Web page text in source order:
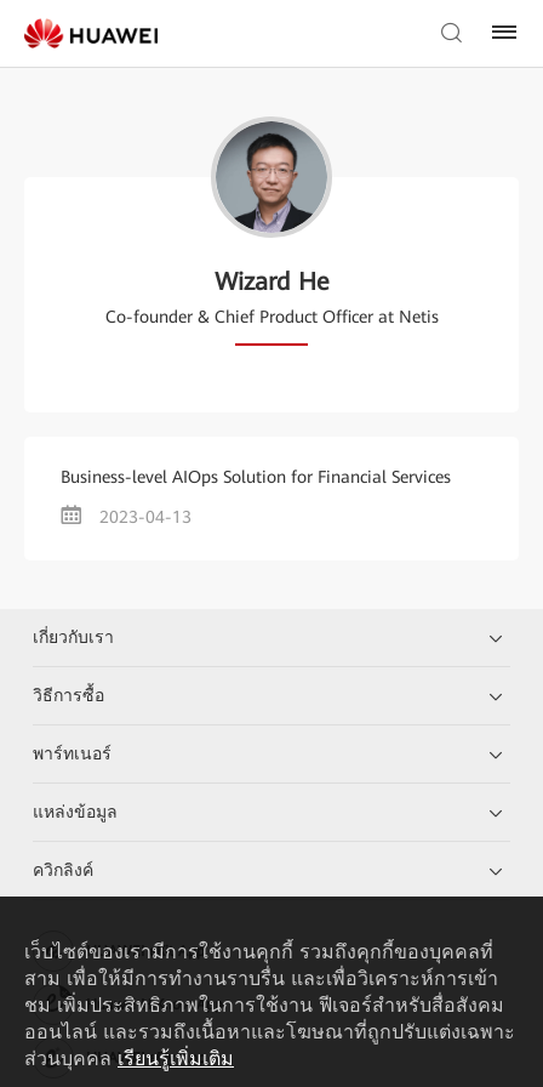
Wizard He
Co-founder & Chief Product Officer at Netis
Business-level AIOps Solution for Financial Services
2023-04-13
เกี่ยวกับเรา
วิธีการซื้อ
พาร์ทเนอร์
แหล่งข้อมูล
ควิกลิงค์
HUAWEI eKit App
Huawei HiKnow App
HUAWEI eFly App
เว็บไซต์ของเรามีการใช้งานคุกกี้ รวมถึงคุกกี้ของบุคคลที่
สาม เพื่อให้มีการทำงานราบรื่น และเพื่อวิเคราะห์การเข้า
ชม เพิ่มประสิทธิภาพในการใช้งาน ฟีเจอร์สำหรับสื่อสังคม
ออนไลน์ และรวมถึงเนื้อหาและโฆษณาที่ถูกปรับแต่งเฉพาะ
ส่วนบุคคล เรียนรู้เพิ่มเติม